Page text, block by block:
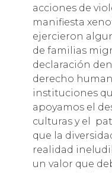
acciones de
manifiesta
ejercieron
de familias
declaración
derecho
instituciones
apoyamos el
culturas y el
que la
realidad
un valor que